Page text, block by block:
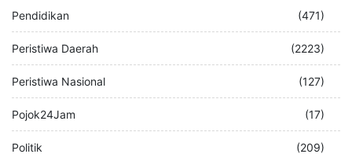
Pendidikan (471)
Peristiwa Daerah (2223)
Peristiwa Nasional (127)
Pojok24Jam (17)
Politik (209)